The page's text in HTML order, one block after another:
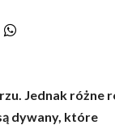
Jednak różne
dywany, które